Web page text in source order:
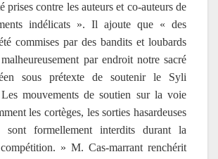
prises contre les auteurs et co-auteurs de
indélicats ». Il ajoute que « des
commises par des bandits et loubards
par endroit notre sacré
sous prétexte de soutenir le Syli
mouvements de soutien sur la voie
les cortèges, les sorties hasardeuses
sont formellement interdits durant la
» M. Cas-marrant renchérit